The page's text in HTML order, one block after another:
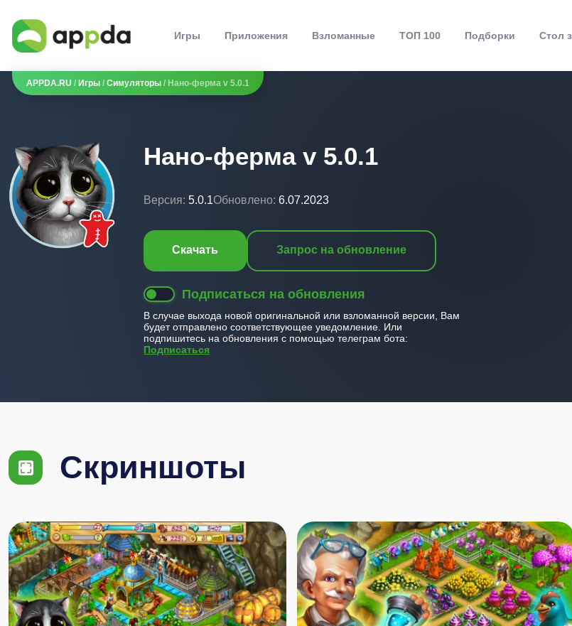
Игры Приложения Взломанные ТОП 100 Подборки Стол
APPDA.RU / Игры / Симуляторы / Нано-ферма v 5.0.1
Нано-ферма v 5.0.1
Версия: 5.0.1Обновлено: 6.07.2023
Скачать Запрос на обновление
Подписаться на обновления
В случае выхода новой оригинальной или взломанной версии, Вам
будет отправлено соответствующее уведомление. Или
подпишитесь на обновления с помощью телеграм бота:
Подписаться
Скриншоты